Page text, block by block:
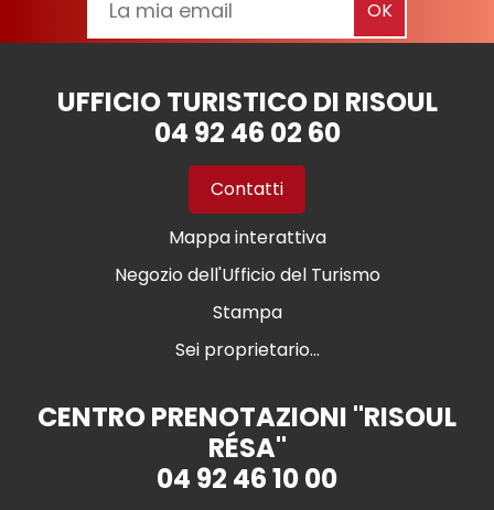
UFFICIO TURISTICO DI RISOUL
04 92 46 02 60
Contatti
Mappa interattiva
Negozio dell'Ufficio del Turismo
Stampa
Sei proprietario...
CENTRO PRENOTAZIONI "RISOUL
RÉSA"
04 92 46 10 00